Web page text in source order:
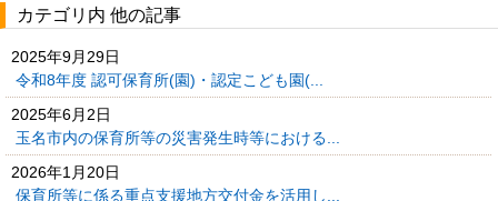
カテゴリ内 他の記事
2025年9月29日
令和8年度 認可保育所(園)・認定こども園(...
2025年6月2日
玉名市内の保育所等の災害発生時等における...
2026年1月20日
保育所等に係る重点支援地方交付金を活用し...